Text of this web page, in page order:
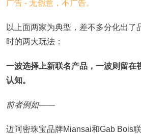
以上面两家为典型，差不多分化出了
时的两大玩法：
一波选择上新联名产品，一波则留在
认知。
前者例如——
迈阿密珠宝品牌Miansai和Gab Bois